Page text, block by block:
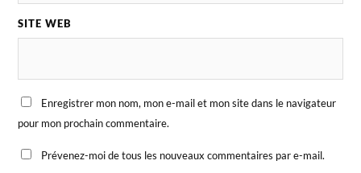
SITE WEB
Enregistrer mon nom, mon e-mail et mon site dans le navigateur
pour mon prochain commentaire.
Prévenez-moi de tous les nouveaux commentaires par e-mail.